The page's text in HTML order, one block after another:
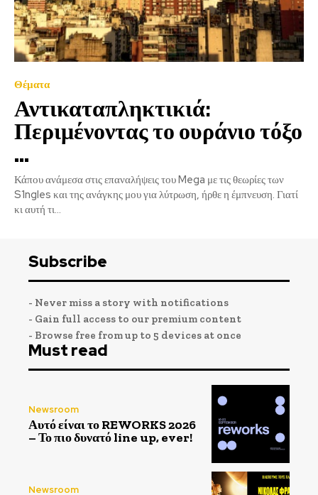
Θέματα
Αντικαταπληκτικιά:
Περιμένοντας το ουράνιο τόξο
…
Κάπου ανάμεσα στις επαναλήψεις του Mega με τις θεωρίες των
S1ngles και της ανάγκης μου για λύτρωση, ήρθε η έμπνευση. Γιατί
κι αυτή τι...
Subscribe
- Never miss a story with notifications
- Gain full access to our premium content
- Browse free from up to 5 devices at once
Must read
Newsroom
Αυτό είναι το REWORKS 2026
– Το πιο δυνατό line up, ever!
Newsroom